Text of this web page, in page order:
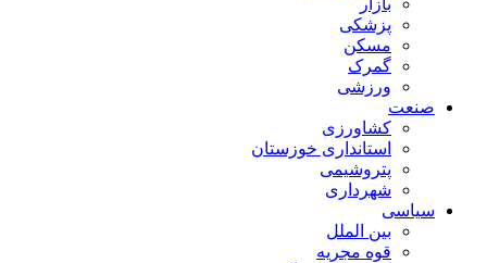
بازار
پزشکی
مسکن
گمرک
ورزشی
صنعت
کشاورزی
استانداری خوزستان
پتروشیمی
شهرداری
سیاسی
بین الملل
قوه مجریه